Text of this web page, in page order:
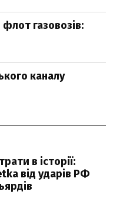
газовозів:
каналу
в історії:
від ударів РФ